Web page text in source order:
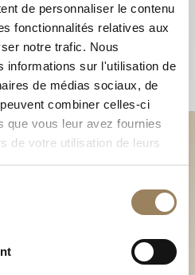
de personnaliser le contenu
fonctionnalités relatives aux
notre trafic. Nous
informations sur l'utilisation de
de médias sociaux, de
combiner celles-ci
que vous leur avez fournies
de votre utilisation de leurs
collections